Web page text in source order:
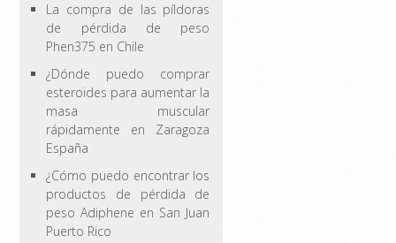
La compra de las píldoras
de pérdida de peso
Phen375 en Chile
¿Dónde puedo comprar
esteroides para aumentar la
masa muscular
rápidamente en Zaragoza
España
¿Cómo puedo encontrar los
productos de pérdida de
peso Adiphene en San Juan
Puerto Rico